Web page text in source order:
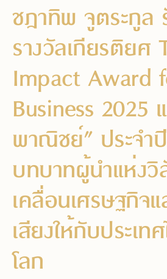
ชฎาทิพ จูตระกูล
รางวัลเกียรติยศ
Impact Award
Business 2025
พาณิชย์” ประจำ
บทบาทผู้นำแห่ง
เคลื่อนเศรษฐกิจ
เสียงให้กับประเท
โลก